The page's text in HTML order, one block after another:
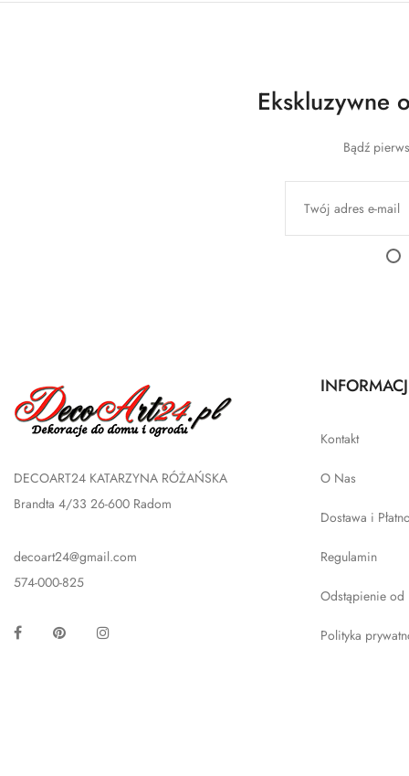
Ekskluzywne
Bądź
DECOART24 KATARZYNA RÓŻAŃSKA
Brandta 4/33 26-600 Radom
decoart24@gmail.com
574-000-825
Facebook Pinterest
Kontakt
O Nas
Dostawa i
Regulamin
Odstąpienie od
Polityka